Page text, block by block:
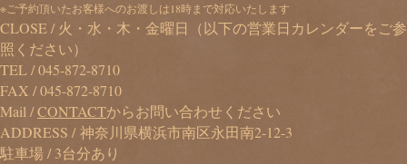
※ご予約頂いたお客様へのお渡しは18時まで対応いたします
CLOSE / 火・水・木・金曜日（以下の営業日カレンダーをご参
照ください）
TEL /045-872-8710
FAX / 045-872-8710
Mail /CONTACTからお問い合わせください
ADDRESS / 神奈川県横浜市南区永田南2-12-3
駐車場 / 3台分あり